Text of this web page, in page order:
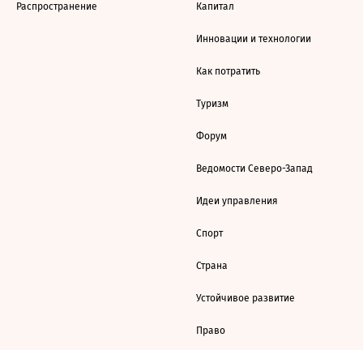
Распространение Капитал
Инновации и технологии
Как потратить
Туризм
Форум
Ведомости Северо-Запад
Идеи управления
Спорт
Страна
Устойчивое развитие
Право